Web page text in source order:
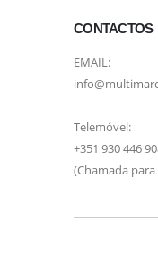
CONTACTOS
EMAIL:
Telemóvel:
+351 930 446
(Chamada